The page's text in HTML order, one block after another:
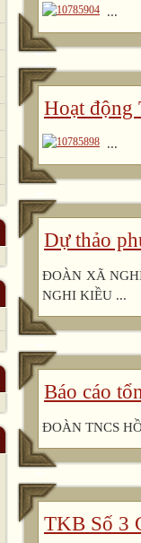
...
Hoạt động
...
Dự thảo
ĐOÀN XÃ
NGHI KIỀU ...
Báo cáo
ĐOÀN TNCS
TKB Số 3